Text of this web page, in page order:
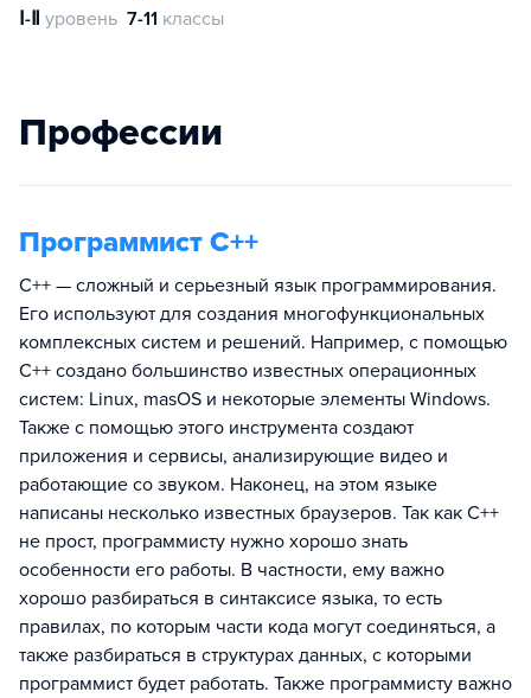
Ⅰ-Ⅱ уровень 7-11 классы
Профессии
Программист C++
С++ — сложный и серьезный язык программирования.
Его используют для создания многофункциональных
комплексных систем и решений. Например, с помощью
C++ создано большинство известных операционных
систем: Linux, masOS и некоторые элементы Windows.
Также с помощью этого инструмента создают
приложения и сервисы, анализирующие видео и
работающие со звуком. Наконец, на этом языке
написаны несколько известных браузеров. Так как C++
не прост, программисту нужно хорошо знать
особенности его работы. В частности, ему важно
хорошо разбираться в синтаксисе языка, то есть
правилах, по которым части кода могут соединяться, а
также разбираться в структурах данных, с которыми
программист будет работать. Также программисту важно